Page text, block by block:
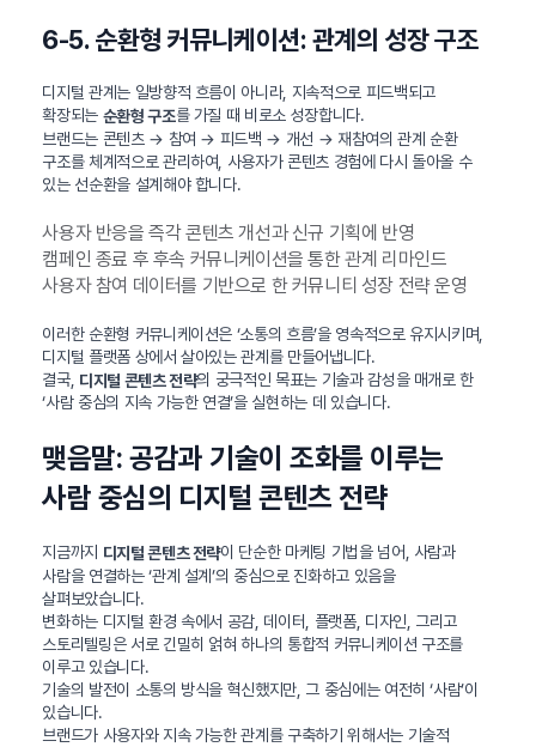
6-5. 순환형 커뮤니케이션: 관계의 성장 구조
디지털 관계는 일방향적 흐름이 아니라, 지속적으로 피드백되고
확장되는 순환형 구조를 가질 때 비로소 성장합니다.
브랜드는 콘텐츠 → 참여 → 피드백 → 개선 → 재참여의 관계 순환
구조를 체계적으로 관리하여, 사용자가 콘텐츠 경험에 다시 돌아올 수
있는 선순환을 설계해야 합니다.
사용자 반응을 즉각 콘텐츠 개선과 신규 기획에 반영
캠페인 종료 후 후속 커뮤니케이션을 통한 관계 리마인드
사용자 참여 데이터를 기반으로 한 커뮤니티 성장 전략 운영
이러한 순환형 커뮤니케이션은 ‘소통의 흐름’을 영속적으로 유지시키며,
디지털 플랫폼 상에서 살아있는 관계를 만들어냅니다.
결국, 디지털 콘텐츠 전략의 궁극적인 목표는 기술과 감성을 매개로 한
‘사람 중심의 지속 가능한 연결’을 실현하는 데 있습니다.
맺음말: 공감과 기술이 조화를 이루는
사람 중심의 디지털 콘텐츠 전략
지금까지 디지털 콘텐츠 전략이 단순한 마케팅 기법을 넘어, 사람과
사람을 연결하는 ‘관계 설계’의 중심으로 진화하고 있음을
살펴보았습니다.
변화하는 디지털 환경 속에서 공감, 데이터, 플랫폼, 디자인, 그리고
스토리텔링은 서로 긴밀히 얽혀 하나의 통합적 커뮤니케이션 구조를
이루고 있습니다.
기술의 발전이 소통의 방식을 혁신했지만, 그 중심에는 여전히 ‘사람’이
있습니다.
브랜드가 사용자와 지속 가능한 관계를 구축하기 위해서는 기술적